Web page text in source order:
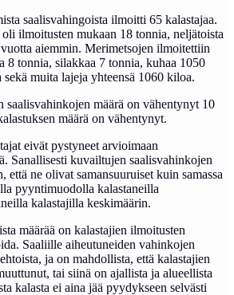
saalisvahingoista ilmoitti 65 kalastajaa.
ilmoitusten mukaan 18 tonnia, neljätoista
aiemmin. Merimetsojen ilmoitettiin
8 tonnia, silakkaa 7 tonnia, kuhaa 1050
muita lajeja yhteensä 1060 kiloa.
saalisvahinkojen määrä on vähentynyt 10
määrä on vähentynyt.
eivät pystyneet arvioimaan
Sanallisesti kuvailtujen saalisvahinkojen
että ne olivat samansuuruiset kuin samassa
pyyntimuodolla kalastaneilla
kalastajilla keskimäärin.
määrää on kalastajien ilmoitusten
Saaliille aiheutuneiden vahinkojen
ja on mahdollista, että kalastajien
tai siinä on ajallista ja alueellista
kalasta ei aina jää pyydykseen selvästi